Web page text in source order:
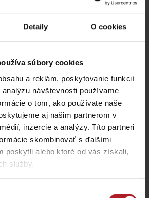
Detaily O cookies
súbory cookies
a reklám, poskytovanie funkcií
návštevnosti používame
o tom, ako používate naše
aj našim partnerom v
inzercie a analýzy. Títo partneri
skombinovať s ďalšími
poskytli alebo ktoré od vás získali,
služby.
v blízkosti:
KONGRES: Sojka resort
Malatíny